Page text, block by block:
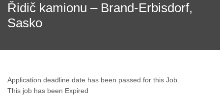
Řidič kamionu – Brand-Erbisdorf,
Sasko
Application deadline date has been passed for this Job.
This job has been Expired